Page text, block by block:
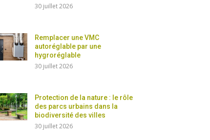
30 juillet 2026
Remplacer une VMC
autoréglable par une
hygroréglable
30 juillet 2026
Protection de la nature : le rôle
des parcs urbains dans la
biodiversité des villes
30 juillet 2026